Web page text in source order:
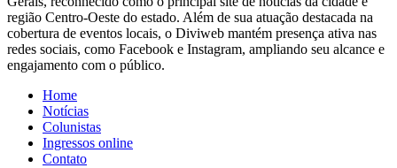
região Centro-Oeste do estado. Além de sua atuação destacada na
cobertura de eventos locais, o Diviweb mantém presença ativa nas
redes sociais, como Facebook e Instagram, ampliando seu alcance e
engajamento com o público.
Home
Notícias
Colunistas
Ingressos online
Contato